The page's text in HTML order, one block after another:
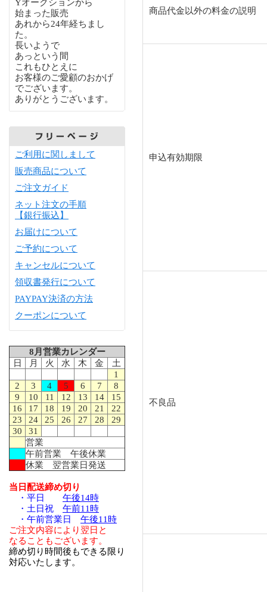
Yオークションから
始まった販売
あれから24年経ちまし
た。
長いようで
あっという間
これもひとえに
お客様のご愛顧のおかげ
でございます。
ありがとうございます。
ご利用に関しまして
販売商品について
ご注文ガイド
ネット注文の手順
【銀行振込】
お届けについて
ご予約について
キャンセルについて
領収書発行について
PAYPAY決済の方法
クーポンについて
8月営業カレンダー
日
月 火 水 木 金
土
1
2
3 4 5 6 7
8
9
10 11 12 13 14
15
16
17 18 19 20 21
22
23
24 25 26 27 28
29
30
31
営業
午前営業 午後休業
休業 翌営業日発送
当日配送締め切り
・平日 午後14時
・土日祝 午前11時
・午前営業日 午後11時
ご注文内容により翌日と
なることもございます。
締め切り時間後もできる限り
対応いたします。
商品代金以外の料金の説明
申込有効期限
不良品